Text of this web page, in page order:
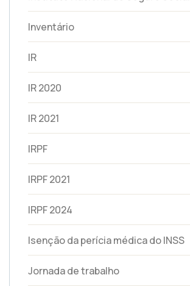
Inventário
IR
IR 2020
IR 2021
IRPF
IRPF 2021
IRPF 2024
Isenção da perícia médica do INSS
Jornada de trabalho